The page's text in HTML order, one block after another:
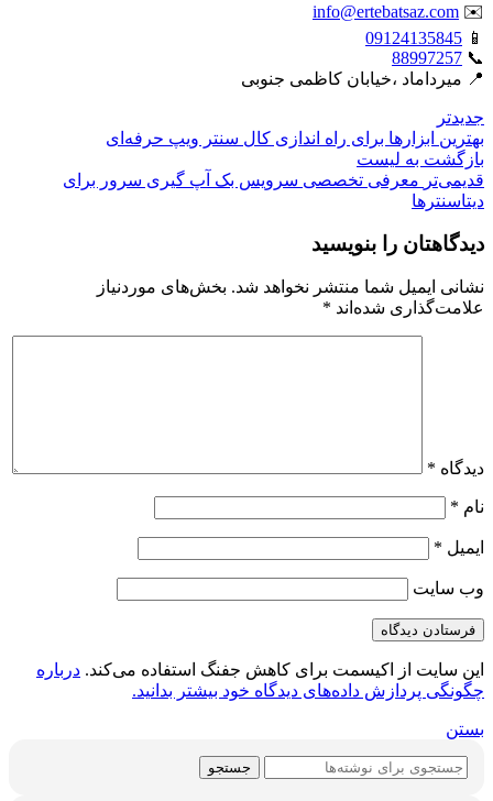
✉️
info@ertebatsaz.com
📱
09124135845
📞
88997257
📍 میرداماد ،خیابان کاظمی جنوبی
جدیدتر
بهترین ابزارها برای راه اندازی کال سنتر ویپ حرفه‌ای
بازگشت بە لیست
قدیمی‌تر معرفی تخصصی سرویس بک آپ گیری سرور برای
دیتاسنترها
دیدگاهتان را بنویسید
نشانی ایمیل شما منتشر نخواهد شد. بخش‌های موردنیاز
علامت‌گذاری شده‌اند *
دیدگاه *
نام *
ایمیل *
وب‌ سایت
این سایت از اکیسمت برای کاهش جفنگ استفاده می‌کند. درباره
چگونگی پردازش داده‌های دیدگاه خود بیشتر بدانید.
بستن
جستجو